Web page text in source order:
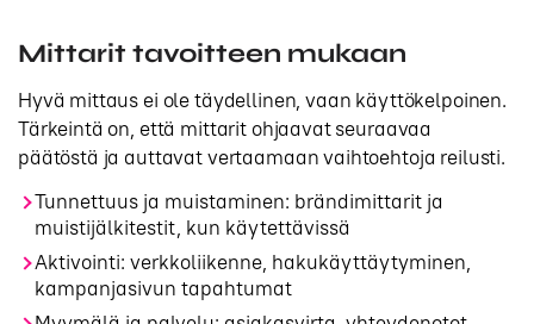
Mittarit tavoitteen mukaan
Hyvä mittaus ei ole täydellinen, vaan käyttökelpoinen.
Tärkeintä on, että mittarit ohjaavat seuraavaa
päätöstä ja auttavat vertaamaan vaihtoehtoja reilusti.
Tunnettuus ja muistaminen: brändimittarit ja
muistijälkitestit, kun käytettävissä
Aktivointi: verkkoliikenne, hakukäyttäytyminen,
kampanjasivun tapahtumat